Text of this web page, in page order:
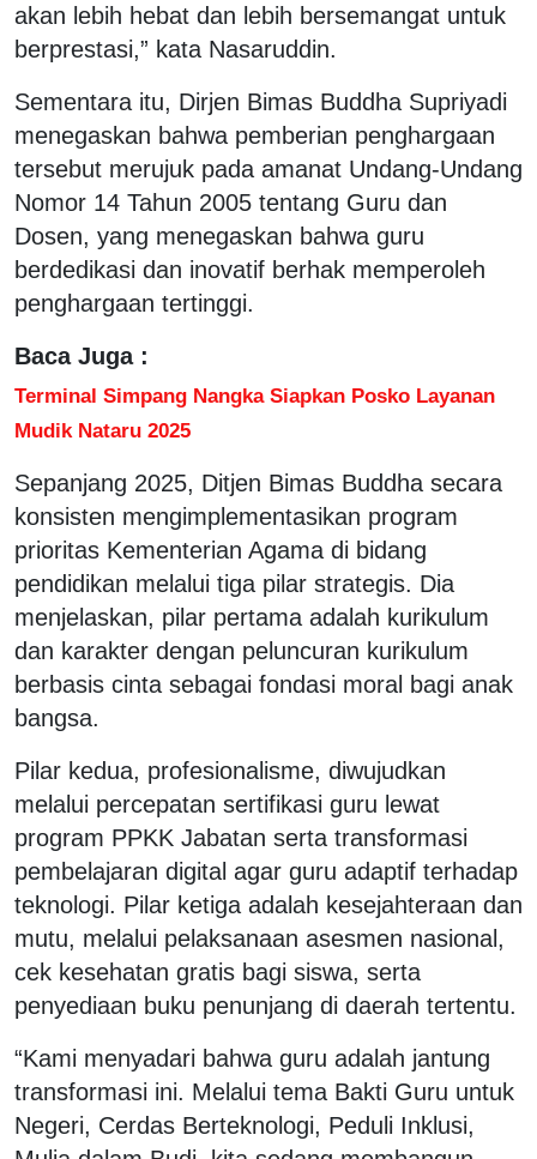
akan lebih hebat dan lebih bersemangat untuk
berprestasi,” kata Nasaruddin.
Sementara itu, Dirjen Bimas Buddha Supriyadi
menegaskan bahwa pemberian penghargaan
tersebut merujuk pada amanat Undang-Undang
Nomor 14 Tahun 2005 tentang Guru dan
Dosen, yang menegaskan bahwa guru
berdedikasi dan inovatif berhak memperoleh
penghargaan tertinggi.
Baca Juga :
Terminal Simpang Nangka Siapkan Posko Layanan
Mudik Nataru 2025
Sepanjang 2025, Ditjen Bimas Buddha secara
konsisten mengimplementasikan program
prioritas Kementerian Agama di bidang
pendidikan melalui tiga pilar strategis. Dia
menjelaskan, pilar pertama adalah kurikulum
dan karakter dengan peluncuran kurikulum
berbasis cinta sebagai fondasi moral bagi anak
bangsa.
Pilar kedua, profesionalisme, diwujudkan
melalui percepatan sertifikasi guru lewat
program PPKK Jabatan serta transformasi
pembelajaran digital agar guru adaptif terhadap
teknologi. Pilar ketiga adalah kesejahteraan dan
mutu, melalui pelaksanaan asesmen nasional,
cek kesehatan gratis bagi siswa, serta
penyediaan buku penunjang di daerah tertentu.
“Kami menyadari bahwa guru adalah jantung
transformasi ini. Melalui tema Bakti Guru untuk
Negeri, Cerdas Berteknologi, Peduli Inklusi,